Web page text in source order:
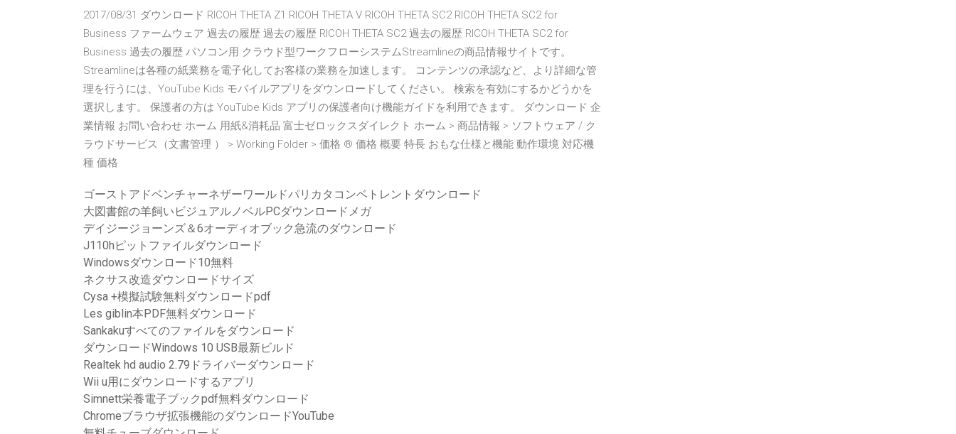
2017/08/31 ダウンロード RICOH THETA Z1 RICOH THETA V RICOH THETA SC2 RICOH THETA SC2 for
Business ファームウェア 過去の履歴 過去の履歴 RICOH THETA SC2 過去の履歴 RICOH THETA SC2 for
Business 過去の履歴 パソコン用 クラウド型ワークフローシステムStreamlineの商品情報サイトです。
Streamlineは各種の紙業務を電子化してお客様の業務を加速します。 コンテンツの承認など、より詳細な管
理を行うには、YouTube Kids モバイルアプリをダウンロードしてください。 検索を有効にするかどうかを
選択します。 保護者の方は YouTube Kids アプリの保護者向け機能ガイドを利用できます。 ダウンロード 企
業情報 お問い合わせ ホーム 用紙&消耗品 富士ゼロックスダイレクト ホーム > 商品情報 > ソフトウェア / ク
ラウドサービス（文書管理 ） > Working Folder > 価格 ® 価格 概要 特長 おもな仕様と機能 動作環境 対応機
種 価格
ゴーストアドベンチャーネザーワールドパリカタコンベトレントダウンロード
大図書館の羊飼いビジュアルノベルPCダウンロードメガ
デイジージョーンズ＆6オーディオブック急流のダウンロード
J110hピットファイルダウンロード
Windowsダウンロード10無料
ネクサス改造ダウンロードサイズ
Cysa +模擬試験無料ダウンロードpdf
Les giblin本PDF無料ダウンロード
Sankakuすべてのファイルをダウンロード
ダウンロードWindows 10 USB最新ビルド
Realtek hd audio 2.79ドライバーダウンロード
Wii u用にダウンロードするアプリ
Simnett栄養電子ブックpdf無料ダウンロード
Chromeブラウザ拡張機能のダウンロードYouTube